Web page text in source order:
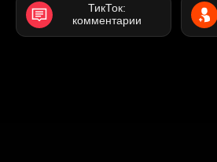
ТикТок:
комментарии